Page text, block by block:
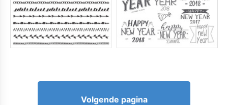
Volgende pagina